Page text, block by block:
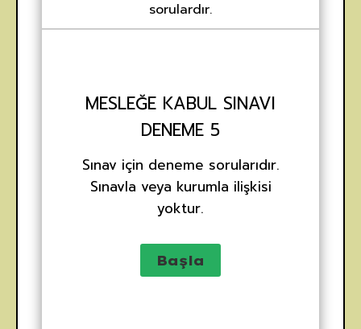
sorulardır.
MESLEĞE KABUL SINAVI
DENEME 5
Sınav için deneme sorularıdır.
Sınavla veya kurumla ilişkisi
yoktur.